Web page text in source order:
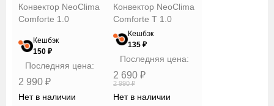
Конвектор NeoClima
Comforte 1.0
Кешбэк
150 ₽
Последняя цена:
2 990 ₽
Нет в наличии
Конвектор NeoClima
Comforte T 1.0
Кешбэк
135 ₽
Последняя цена:
2 690 ₽
2 990 ₽
Нет в наличии